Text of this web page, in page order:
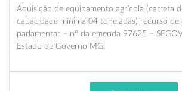
Aquisição de equipamento agrícola (carreta
capacidade mínima 04 toneladas) recurso de
parlamentar – n° da emenda 97625 –
Estado de Governo MG.